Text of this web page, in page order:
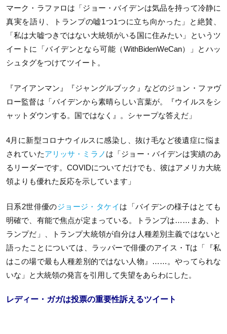
マーク・ラファロは「ジョー・バイデンは気品を持って冷静に
真実を語り、トランプの嘘1つ1つに立ち向かった」と絶賛、
「私は大嘘つきではない大統領がいる国に住みたい」というツ
イートに「バイデンとなら可能（WithBidenWeCan）」とハッ
シュタグをつけてツイート。
『アイアンマン』『ジャングルブック』などのジョン・ファヴ
ロー監督は「バイデンから素晴らしい言葉が。『ウイルスをシ
ャットダウンする。国ではなく』。シャープな答えだ」
4月に新型コロナウイルスに感染し、抜け毛など後遺症に悩ま
されていたアリッサ・ミラノ は「ジョー・バイデンは実績のあ
るリーダーです。COVIDについてだけでも、彼はアメリカ大統
領よりも優れた反応を示しています」
日系2世俳優のジョージ・タケイは「バイデンの様子はとても
明確で、有能で焦点が定まっている。トランプは……まあ、ト
ランプだ」、トランプ大統領が自分は人種差別主義ではないと
語ったことについては、ラッパーで俳優のアイス・Tは「『私
はこの場で最も人種差別的ではない人物』……。やってられな
いな」と大統領の発言を引用して失望をあらわにした。
レディー・ガガは投票の重要性訴えるツイート